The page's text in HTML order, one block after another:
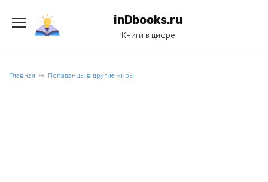
содержанию
inDbooks.ru
Книги в цифре
Главная Попаданцы в другие миры